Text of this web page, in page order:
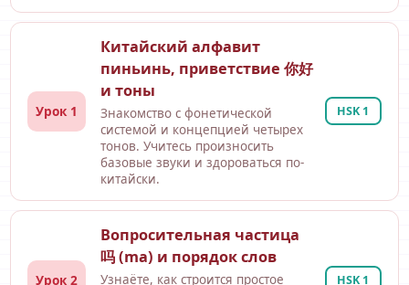
Урок 1
Китайский алфавит
пиньинь, приветствие 你好
и тоны
Знакомство с фонетической
системой и концепцией четырех
тонов. Учитесь произносить
базовые звуки и здороваться по-
китайски.
HSK 1
Урок 2
Вопросительная частица
吗 (ma) и порядок слов
Узнаёте, как строится простое
HSK 1